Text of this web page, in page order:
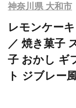
神奈川県 大和市
レモンケー
／ 焼き菓子
子 おかし ギ
ト ジブレー